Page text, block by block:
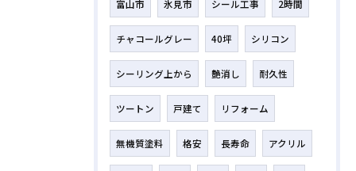
富山市 氷見市 シール工事 2時間
チャコールグレー 40坪 シリコン
シーリング上から 艶消し 耐久性
ツートン 戸建て リフォーム
無機質塗料 格安 長寿命 アクリル